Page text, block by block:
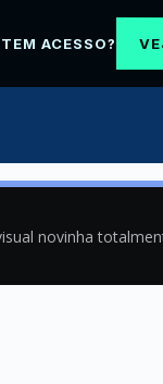
ACESSO?
novinha